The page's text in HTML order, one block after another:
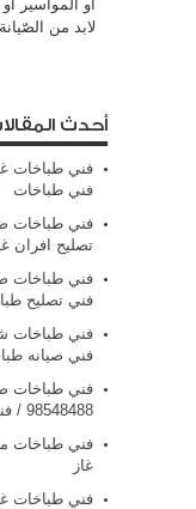
أو المواسير
لابد من الصّيانة
أحدث
فني طباخات
تصليح افران
فني تصليح
فني صيانه
فني طباخات
98548488 / فني تصليح افران غاز
غاز